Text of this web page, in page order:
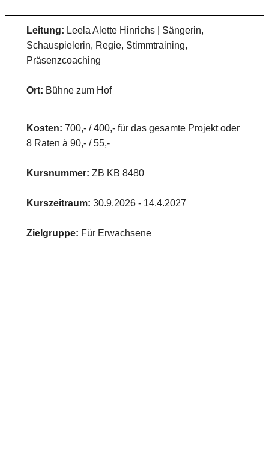
Leitung: Leela Alette Hinrichs | Sängerin,
Schauspielerin, Regie, Stimmtraining,
Präsenzcoaching
Ort: Bühne zum Hof
Kosten: 700,- / 400,- für das gesamte Projekt oder
8 Raten à 90,- / 55,-
Kursnummer: ZB KB 8480
Kurszeitraum: 30.9.2026 - 14.4.2027
Zielgruppe: Für Erwachsene